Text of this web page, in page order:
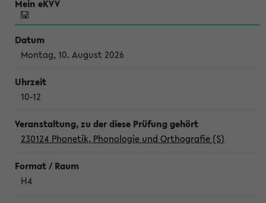
Montag, 10. August 2026
10-12
230124 Phonetik, Phonologie und Orthografie (S)
H4